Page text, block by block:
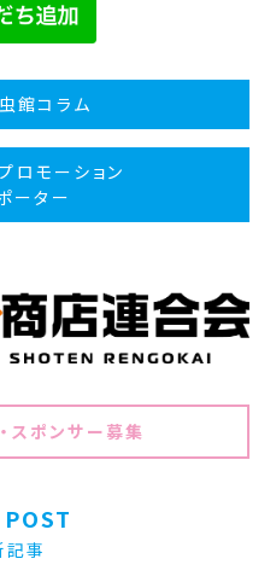
館コラム
ロモーション
ーター
スポンサー募集
記事